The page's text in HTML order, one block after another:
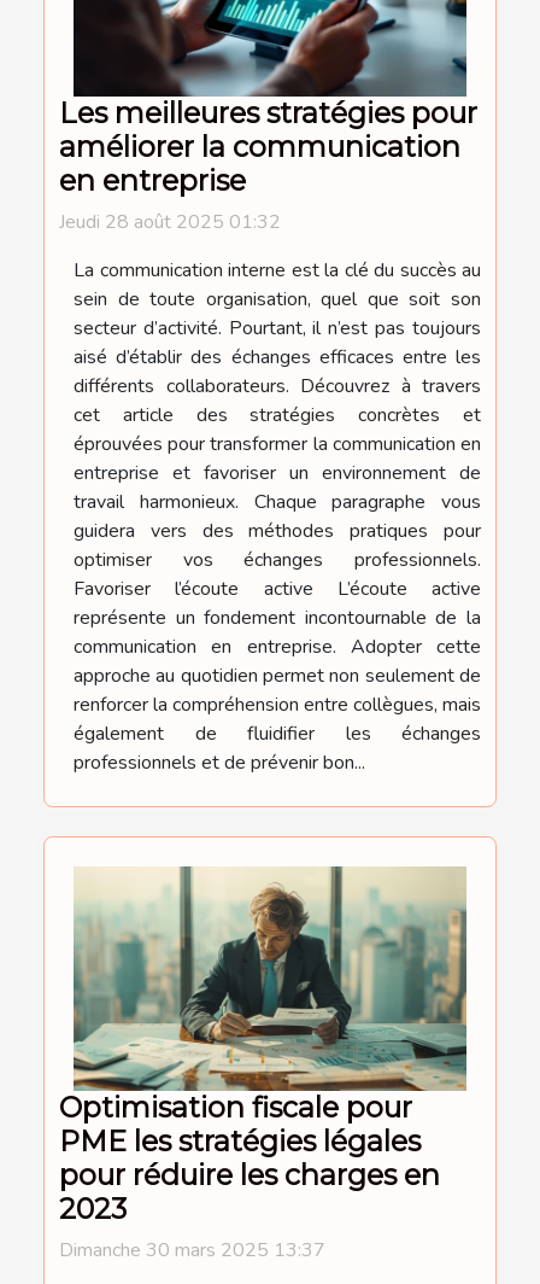
Les meilleures stratégies pour
améliorer la communication
en entreprise
Jeudi 28 août 2025 01:32
La communication interne est la clé du succès au
sein de toute organisation, quel que soit son
secteur d’activité. Pourtant, il n’est pas toujours
aisé d’établir des échanges efficaces entre les
différents collaborateurs. Découvrez à travers
cet article des stratégies concrètes et
éprouvées pour transformer la communication en
entreprise et favoriser un environnement de
travail harmonieux. Chaque paragraphe vous
guidera vers des méthodes pratiques pour
optimiser vos échanges professionnels.
Favoriser l’écoute active L’écoute active
représente un fondement incontournable de la
communication en entreprise. Adopter cette
approche au quotidien permet non seulement de
renforcer la compréhension entre collègues, mais
également de fluidifier les échanges
professionnels et de prévenir bon...
Optimisation fiscale pour
PME les stratégies légales
pour réduire les charges en
2023
Dimanche 30 mars 2025 13:37